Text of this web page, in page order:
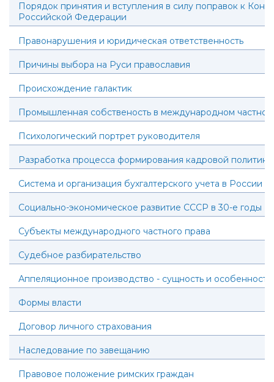
Порядок принятия и вступления в силу поправок к
Российской Федерации
Правонарушения и юридическая ответственность
Причины выбора на Руси православия
Происхождение галактик
Промышленная собственость в международном
Психологический портрет руководителя
Разработка процесса формирования кадровой политики
Система и организация бухгалтерского учета в России
Социально-экономическое развитие СССР в 30-е годы
Субъекты международного частного права
Судебное разбирательство
Аппеляционное производство - сущность и особенности
Формы власти
Договор личного страхования
Наследование по завещанию
Правовое положение римских граждан